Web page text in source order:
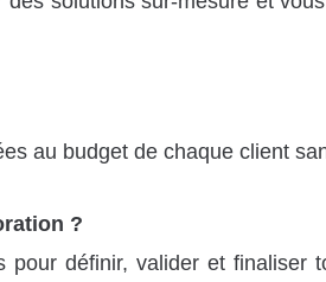
au budget de chaque client
?
pour définir, valider et finaliser